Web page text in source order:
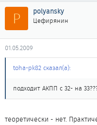
P polyansky
Цефирянин
01.05.2009
toha-pk82 сказал(а):
подходит АКПП с 32- на
теоретически - нет.